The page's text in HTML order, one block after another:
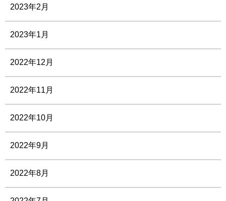
2023年2月
2023年1月
2022年12月
2022年11月
2022年10月
2022年9月
2022年8月